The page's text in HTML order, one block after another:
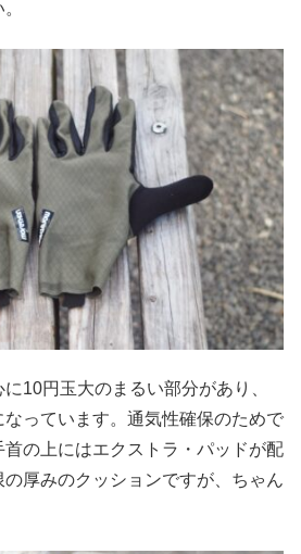
10円玉大のまるい部分があり、
っています。通気性確保のためで
の上にはエクストラ・パッドが配
厚みのクッションですが、ちゃん